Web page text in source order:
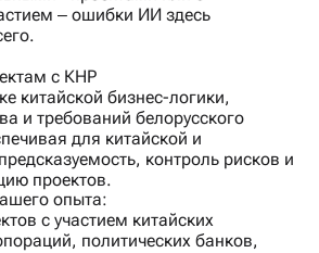
‒ ошибки ИИ здесь
с КНР
китайской бизнес-логики,
и требований белорусского
для китайской и
контроль рисков и
проектов.
опыта:
с участием китайских
политических банков,